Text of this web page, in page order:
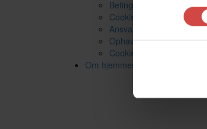
Betingelser for brug af
Cookie- og privatlivspolitik
Ansvarsfraskrivelse
Ophavsret
Cookie-samtykke
Om hjemmesiden